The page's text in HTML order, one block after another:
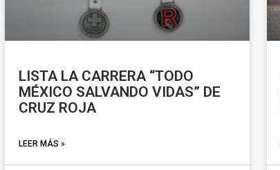
LISTA LA CARRERA “TODO
MÉXICO SALVANDO VIDAS” DE
CRUZ ROJA
LEER MÁS »